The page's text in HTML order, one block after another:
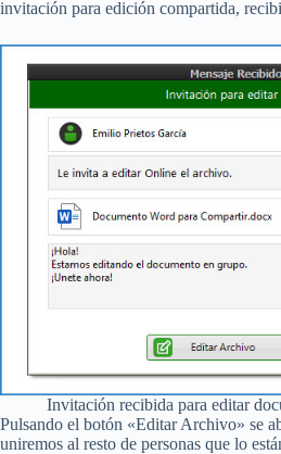
invitación para edición compartida,
Invitación recibida para editar
Pulsando el botón «Editar Archivo» se
uniremos al resto de personas que lo